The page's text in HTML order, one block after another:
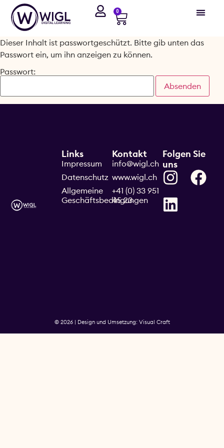
0
Dieser Inhalt ist passwortgeschützt. Bitte gib unten das
Passwort ein, um ihn anzeigen zu können.
Passwort:
Kontakt
info@wigl.ch
www.wigl.ch
+41 (0) 33 951
45 23
Links
Impressum
Datenschutz
Allgemeine
Geschäftsbedingungen
Folgen Sie
uns
© 2026 | Design und Umsetzung: Visual Craft